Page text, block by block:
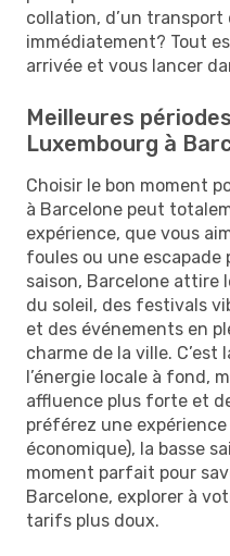
collation, d’un transport
immédiatement? Tout
arrivée et vous lancer
Meilleures
Luxembourg à
Choisir le bon moment
à Barcelone peut
expérience, que vous
foules ou une
saison, Barcelone attire
du soleil, des festivals
et des événements en
charme de la ville. C’est
l’énergie locale à fond,
affluence plus forte et
préférez une
économique), la basse
moment parfait pour
Barcelone, explorer à
tarifs plus doux.